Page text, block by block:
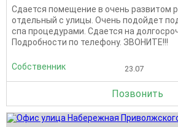
Сдается помещение в очень развитом
отдельный с улицы. Очень подойдет
спа процедурами. Сдается на
Подробности по телефону. ЗВОНИТЕ!!!
Собственник 23.07
Позвонить